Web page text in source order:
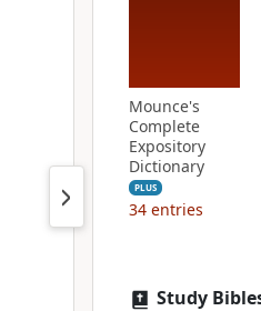
Mounce's
Complete
Expository
Dictionary
PLUS
34 entries
Study